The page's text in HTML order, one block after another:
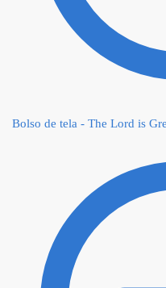
Bolso de tela - The Lord is